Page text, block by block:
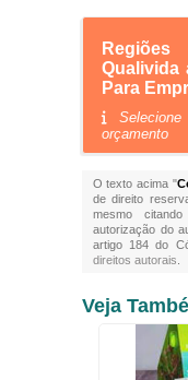
Qualivida
Para
orçamento
O texto acima "
de direito
mesmo
autorização do
artigo 184 do
direitos autorais
Veja